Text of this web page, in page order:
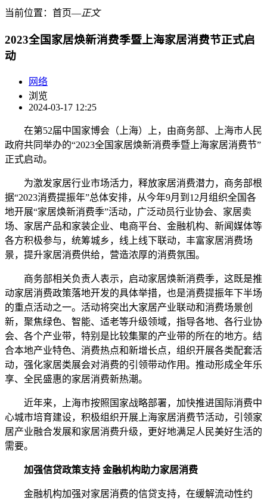
当前位置： 首页―正文
2023全国家居焕新消费季暨上海家居消费节正式启
动
网络
浏览
2024-03-17 12:25
在第52届中国家博会（上海）上，由商务部、上海市人民
政府共同举办的“2023全国家居焕新消费季暨上海家居消费节”
正式启动。
为激发家居行业市场活力，释放家居消费潜力，商务部根
据“2023消费提振年”总体安排，从今年9月到12月组织全国各
地开展“家居焕新消费季”活动，广泛动员行业协会、家居卖
场、家居产品和家装企业、电商平台、金融机构、新闻媒体等
各方积极参与，统筹城乡，线上线下联动，丰富家居消费场
景，提升家居消费供给，营造浓厚的消费氛围。
商务部相关负责人表示，启动家居焕新消费季，这既是推
动家居消费政策落地开发的具体举措，也是消费提振年下半场
的重点活动之一。活动将突出大家居产业联动和消费场景创
新，聚焦绿色、智能、适老等升级领域，指导各地、各行业协
会、各个产业带，特别是比较集聚的产业带的所在的地方。结
合本地产业特色、消费热点和新增长点，组织开展各类配套活
动，强化家居类展会对消费的引领带动作用。推动形成全年乐
享、全民盛惠的家居消费新热潮。
近年来，上海市按照国家战略部署，加快推进国际消费中
心城市培育建设，积极组织开展上海家居消费节活动，引领家
居产业融合发展和家居消费升级，更好地满足人民美好生活的
需要。
加强信贷政策支持 金融机构助力家居消费
金融机构加强对家居消费的信贷支持，在缓解流动性约